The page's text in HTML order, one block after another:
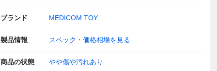
ブランド MEDICOM TOY
製品情報 スペック・価格相場を見る
商品の状態 やや傷や汚れあり